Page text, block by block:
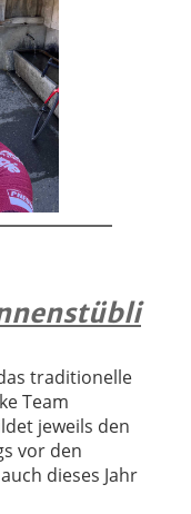
traditionelle
Team
jeweils den
vor den
dieses Jahr